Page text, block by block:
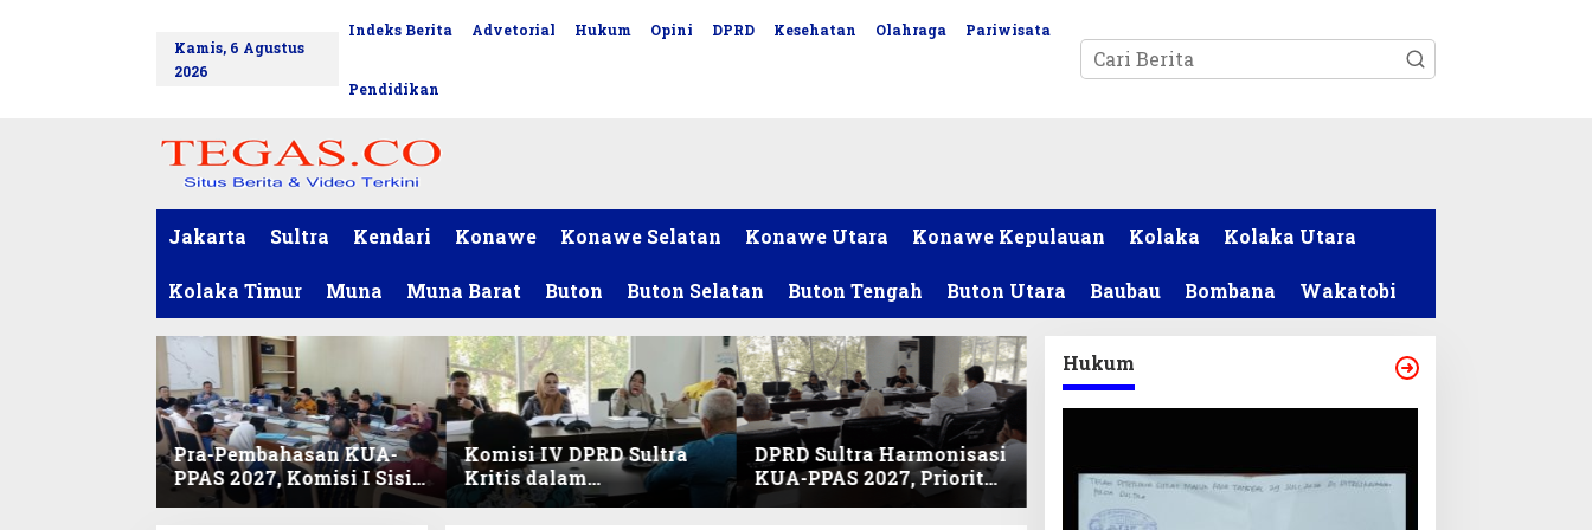
Kamis, 6 Agustus
2026
Indeks Berita Advetorial Hukum Opini DPRD Kesehatan Olahraga Pariwisata
Pendidikan
Jakarta Sultra Kendari Konawe Konawe Selatan Konawe Utara Konawe Kepulauan Kolaka Kolaka Utara
Kolaka Timur Muna Muna Barat Buton Buton Selatan Buton Tengah Buton Utara Baubau Bombana Wakatobi
Pra-Pembahasan KUA-
PPAS 2027, Komisi I Sisir
Program Prioritas
Komisi IV DPRD Sultra
Kritis dalam
Harmonisasi KUA-PPAS
DPRD Sultra Harmonisasi
KUA-PPAS 2027, Prioritas
Pendidikan, Kebudayaan,
Hukum